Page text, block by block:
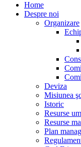
Home
Despre noi
Organizare
Deviza
Misiunea
Istoric
Resurse
Resurse
Plan